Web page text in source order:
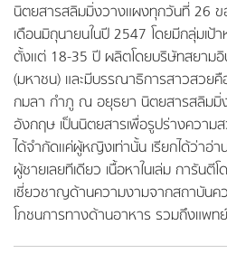
นิตยสารสลิมมิ่งวางแผงทุกวันที่ 26 ข
เดือนมิถุนายนในปี 2547 โดยมีกลุ่มเ
ตั้งแต่ 18-35 ปี ผลิตโดยบริษัทสยามอิ
(มหาชน) และมีบรรณาธิการสาวสวย
กมลา กำภู ณ อยุธยา นิตยสารสลิมมิ่ง
อังกฤษ เป็นนิตยสารเพื่อรูปร่างความ
ได้จำกัดแค่ผู้หญิงเท่านั้น เรียกได้ว่าอ่
ผู้ชายเลยทีเดียว เนื้อหาในเล่ม การัน
เชี่ยวชาญด้านความงามจากสถาบันค
โภชนการทางด้านอาหาร รวมถึงแพท